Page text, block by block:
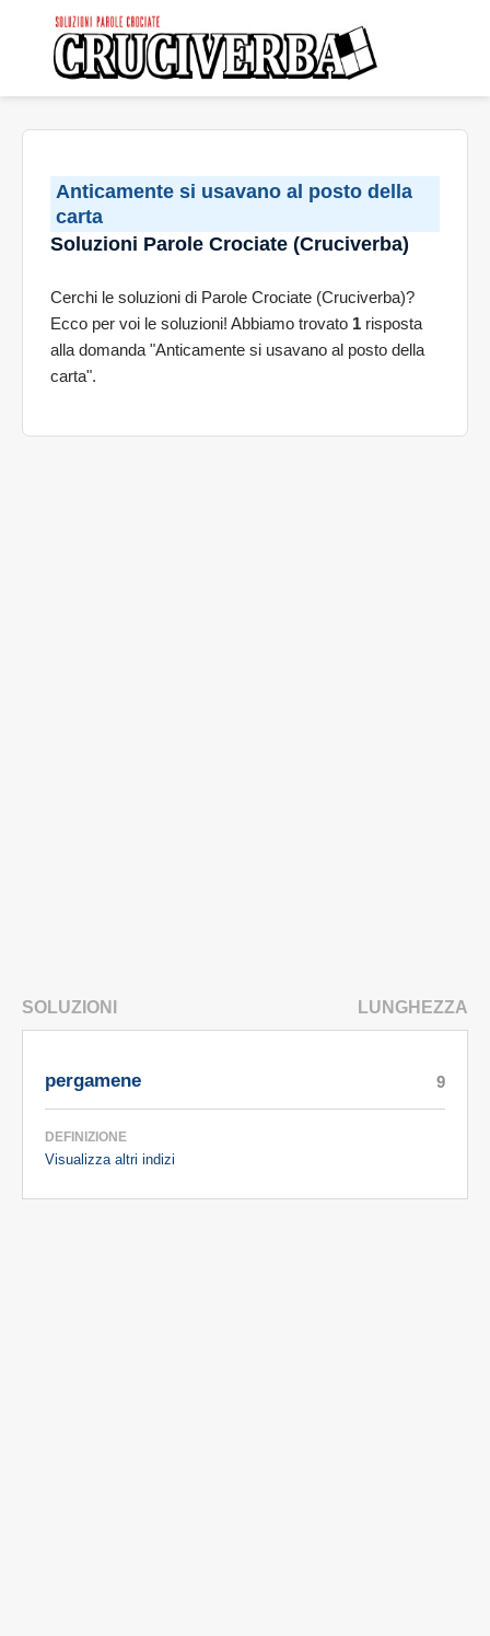
Anticamente si usavano al posto della
carta
Soluzioni Parole Crociate (Cruciverba)
Cerchi le soluzioni di Parole Crociate (Cruciverba)?
Ecco per voi le soluzioni! Abbiamo trovato 1 risposta
alla domanda "Anticamente si usavano al posto della
carta".
SOLUZIONI LUNGHEZZA
pergamene
DEFINIZIONE
Visualizza altri indizi
9